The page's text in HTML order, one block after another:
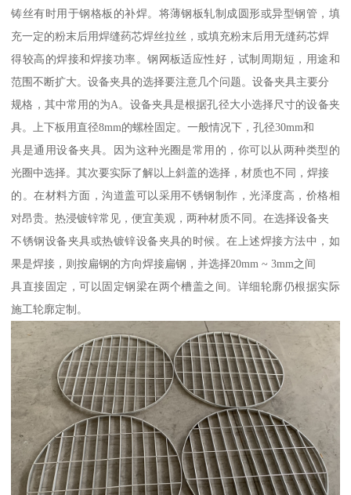
铸丝有时用于钢格板的补焊。将薄钢板轧制成圆形或异型钢管，填
充一定的粉末后用焊缝药芯焊丝拉丝，或填充粉末后用无缝药芯焊
得较高的焊接和焊接功率。钢网板适应性好，试制周期短，用途和
范围不断扩大。设备夹具的选择要注意几个问题。设备夹具主要分
规格，其中常用的为A。设备夹具是根据孔径大小选择尺寸的设备夹
具。上下板用直径8mm的螺栓固定。一般情况下，孔径30mm和
具是通用设备夹具。因为这种光圈是常用的，你可以从两种类型的
光圈中选择。其次要实际了解以上斜盖的选择，材质也不同，焊接
的。在材料方面，沟道盖可以采用不锈钢制作，光泽度高，价格相
对昂贵。热浸镀锌常见，便宜美观，两种材质不同。在选择设备夹
不锈钢设备夹具或热镀锌设备夹具的时候。在上述焊接方法中，如
果是焊接，则按扁钢的方向焊接扁钢，并选择20mm ~ 3mm之间
具直接固定，可以固定钢梁在两个槽盖之间。详细轮廓仍根据实际
施工轮廓定制。